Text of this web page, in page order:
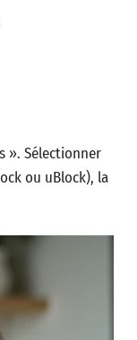
». Sélectionner
ou uBlock), la